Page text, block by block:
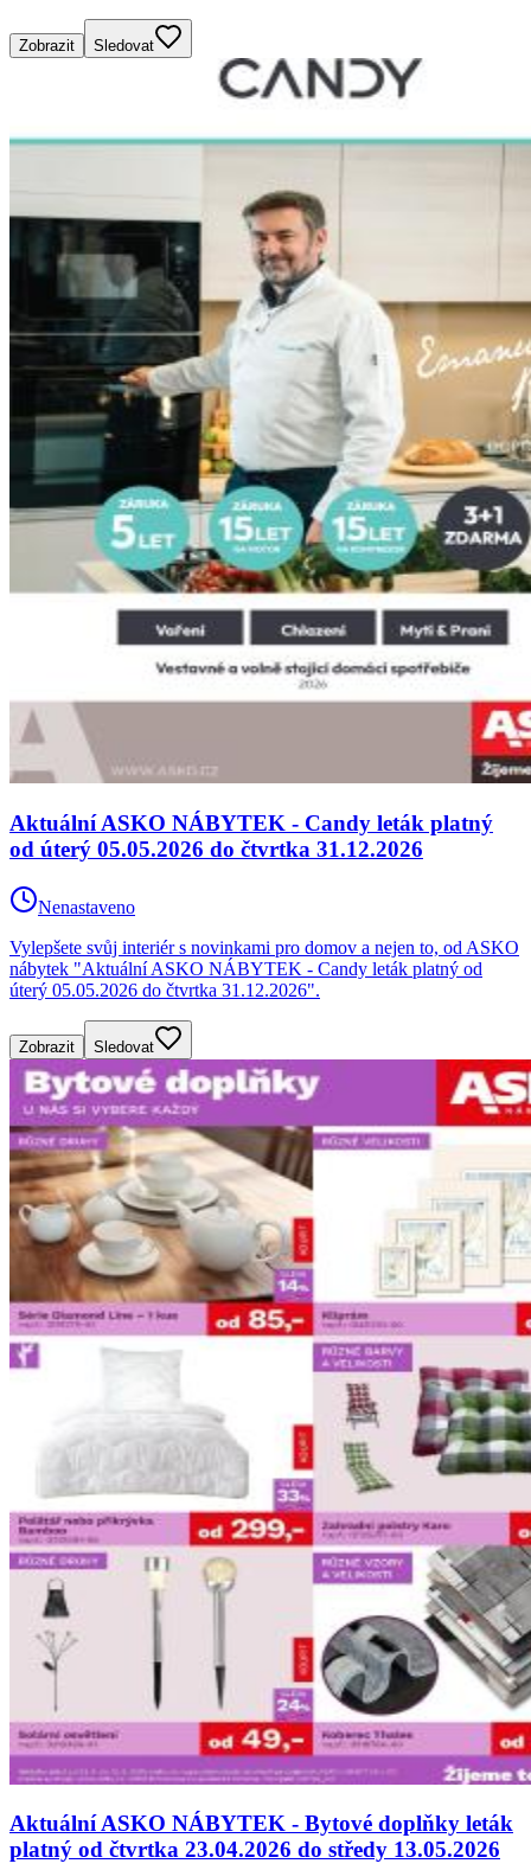
Zobrazit Sledovat
Aktuální ASKO NÁBYTEK - Candy leták platný
od úterý 05.05.2026 do čtvrtka 31.12.2026
Nenastaveno
Vylepšete svůj interiér s novinkami pro domov a nejen to, od ASKO
nábytek "Aktuální ASKO NÁBYTEK - Candy leták platný od
úterý 05.05.2026 do čtvrtka 31.12.2026".
Zobrazit Sledovat
Aktuální ASKO NÁBYTEK - Bytové doplňky leták
platný od čtvrtka 23.04.2026 do středy 13.05.2026